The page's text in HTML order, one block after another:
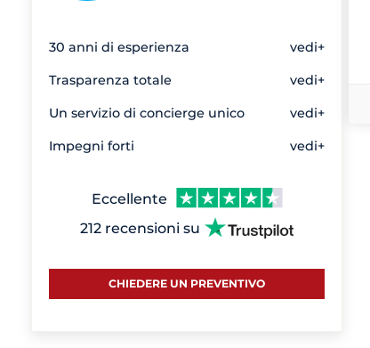
Spalato
1
Sukosan
3
Zara
30 anni di esperienza vedi+
Trasparenza totale vedi+
Un servizio di concierge unico vedi+
Impegni forti vedi+
Eccellente
212 recensioni su
CHIEDERE UN PREVENTIVO